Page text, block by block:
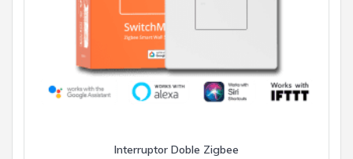
Interruptor Doble Zigbee